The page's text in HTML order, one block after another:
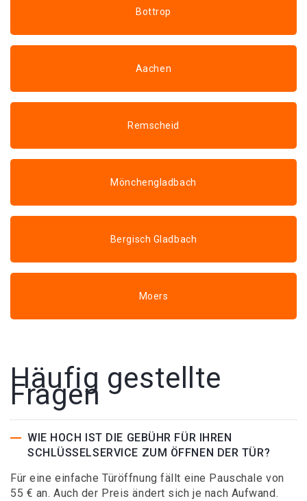
Bottrop
Aachen
Remscheid
Mönchengladbach
Bergisch Gladbach
Moers
Häufig gestellte
Fragen
WIE HOCH IST DIE GEBÜHR FÜR IHREN
SCHLÜSSELSERVICE ZUM ÖFFNEN DER TÜR?
Für eine einfache Türöffnung fällt eine Pauschale von
55 € an. Auch der Preis ändert sich je nach Aufwand.